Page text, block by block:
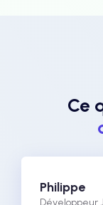
Ce
Philippe
Développeur